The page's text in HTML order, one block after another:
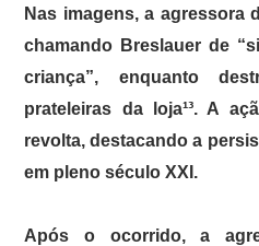
Nas imagens, a agressora
chamando Breslauer de
criança”, enquanto
prateleiras da loja¹³. A
revolta, destacando a
em pleno século XXI.
Após o ocorrido, a